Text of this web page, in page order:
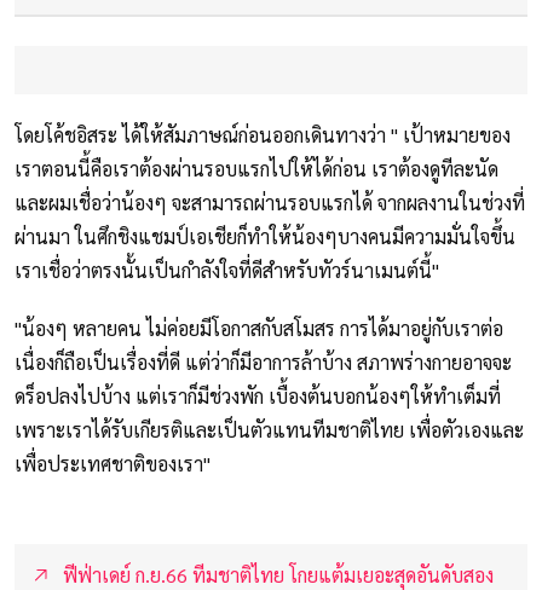
โดยโค้ชอิสระ ได้ให้สัมภาษณ์ก่อนออกเดินทางว่า " เป้าหมายของ
เราตอนนี้คือเราต้องผ่านรอบแรกไปให้ได้ก่อน เราต้องดูทีละนัด
และผมเชื่อว่าน้องๆ จะสามารถผ่านรอบแรกได้ จากผลงานในช่วงที่
ผ่านมา ในศึกชิงแชมป์เอเชียก็ทำให้น้องๆบางคนมีความมั่นใจขึ้น
เราเชื่อว่าตรงนั้นเป็นกำลังใจที่ดีสำหรับทัวร์นาเมนต์นี้"
"น้องๆ หลายคน ไม่ค่อยมีโอกาสกับสโมสร การได้มาอยู่กับเราต่อ
เนื่องก็ถือเป็นเรื่องที่ดี แต่ว่าก็มีอาการล้าบ้าง สภาพร่างกายอาจจะ
ดร็อปลงไปบ้าง แต่เราก็มีช่วงพัก เบื้องต้นบอกน้องๆให้ทำเต็มที่
เพราะเราได้รับเกียรติและเป็นตัวแทนทีมชาติไทย เพื่อตัวเองและ
เพื่อประเทศชาติของเรา"
ฟีฟ่าเดย์ ก.ย.66 ทีมชาติไทย โกยแต้มเยอะสุดอันดับสอง